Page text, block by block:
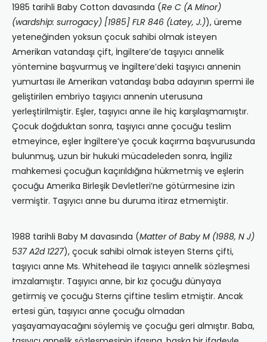
1985 tarihli Baby Cotton davasında (Re C (A Minor)
(wardship: surrogacy) [1985] FLR 846 (Latey, J.)), üreme
yeteneğinden yoksun çocuk sahibi olmak isteyen
Amerikan vatandaşı çift, İngiltere’de taşıyıcı annelik
yöntemine başvurmuş ve İngiltere’deki taşıyıcı annenin
yumurtası ile Amerikan vatandaşı baba adayının spermi ile
geliştirilen embriyo taşıyıcı annenin uterusuna
yerleştirilmiştir. Eşler, taşıyıcı anne ile hiç karşılaşmamıştır.
Çocuk doğduktan sonra, taşıyıcı anne çocuğu teslim
etmeyince, eşler İngiltere’ye çocuk kaçırma başvurusunda
bulunmuş, uzun bir hukuki mücadeleden sonra, İngiliz
mahkemesi çocuğun kaçırıldığına hükmetmiş ve eşlerin
çocuğu Amerika Birleşik Devletleri’ne götürmesine izin
vermiştir. Taşıyıcı anne bu duruma itiraz etmemiştir.
1988 tarihli Baby M davasında (Matter of Baby M (1988, N J)
537 A2d 1227), çocuk sahibi olmak isteyen Sterns çifti,
taşıyıcı anne Ms. Whitehead ile taşıyıcı annelik sözleşmesi
imzalamıştır. Taşıyıcı anne, bir kız çocuğu dünyaya
getirmiş ve çocuğu Sterns çiftine teslim etmiştir. Ancak
ertesi gün, taşıyıcı anne çocuğu olmadan
yaşayamayacağını söylemiş ve çocuğu geri almıştır. Baba,